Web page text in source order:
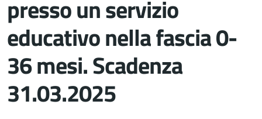
presso un servizio
educativo nella fascia 0-
36 mesi. Scadenza
31.03.2025